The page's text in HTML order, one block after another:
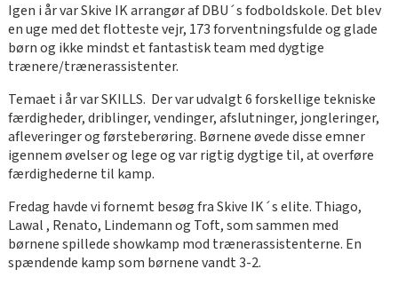
Igen i år var Skive IK arrangør af DBU´s fodboldskole. Det blev
en uge med det flotteste vejr, 173 forventningsfulde og glade
børn og ikke mindst et fantastisk team med dygtige
trænere/trænerassistenter.
Temaet i år var SKILLS. Der var udvalgt 6 forskellige tekniske
færdigheder, driblinger, vendinger, afslutninger, jongleringer,
afleveringer og førsteberøring. Børnene øvede disse emner
igennem øvelser og lege og var rigtig dygtige til, at overføre
færdighederne til kamp.
Fredag havde vi fornemt besøg fra Skive IK´s elite. Thiago,
Lawal , Renato, Lindemann og Toft, som sammen med
børnene spillede showkamp mod trænerassistenterne. En
spændende kamp som børnene vandt 3-2.